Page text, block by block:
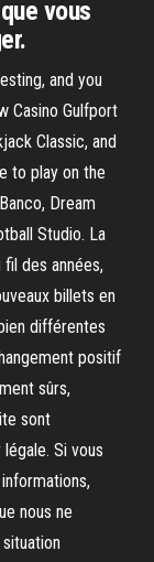
vous
and you
Casino Gulfport
Classic, and
to play on the
Dream
Studio. La
fil des années,
billets en
différentes
positif
sûrs,
sont
Si vous
nous ne